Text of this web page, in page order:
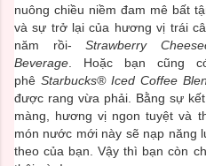
nuông chiều niềm đam mê bất
và sự trở lại của hương vị trái
năm rồi-Strawberry
Beverage . Hoặc bạn cũng
phê Starbucks® Iced Coffee
được rang vừa phải. Bằng sự
màng, hương vị ngon tuyệt và
món nước mới này sẽ nạp năng
theo của bạn. Vậy thì bạn còn